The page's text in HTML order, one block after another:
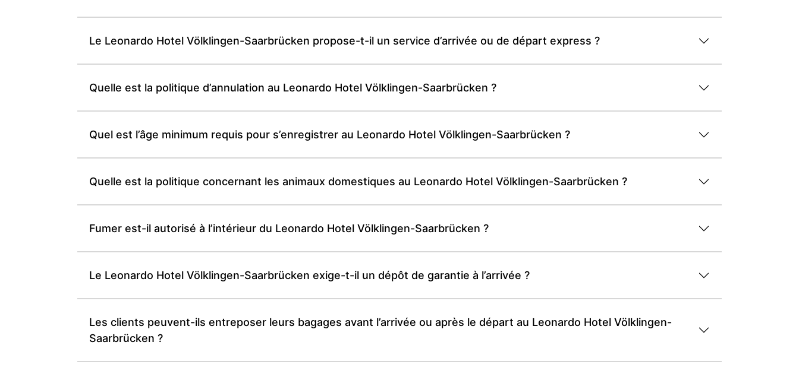
Le Leonardo Hotel Völklingen-Saarbrücken propose-t-il un service d’arrivée ou de départ express ?
Quelle est la politique d’annulation au Leonardo Hotel Völklingen-Saarbrücken ?
Quel est l’âge minimum requis pour s’enregistrer au Leonardo Hotel Völklingen-Saarbrücken ?
Quelle est la politique concernant les animaux domestiques au Leonardo Hotel Völklingen-Saarbrücken ?
Fumer est-il autorisé à l’intérieur du Leonardo Hotel Völklingen-Saarbrücken ?
Le Leonardo Hotel Völklingen-Saarbrücken exige-t-il un dépôt de garantie à l’arrivée ?
Les clients peuvent-ils entreposer leurs bagages avant l’arrivée ou après le départ au Leonardo Hotel Völklingen-
Saarbrücken ?